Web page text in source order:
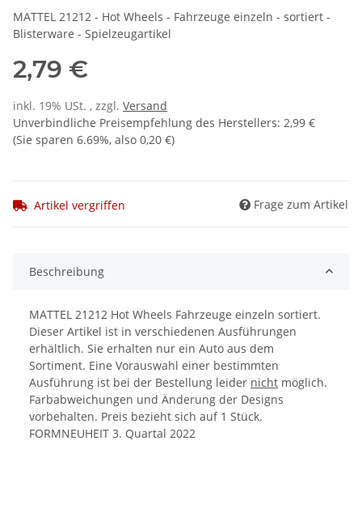
MATTEL 21212 - Hot Wheels - Fahrzeuge einzeln - sortiert -
Blisterware - Spielzeugartikel
2,79 €
inkl. 19% USt. , zzgl. Versand
Unverbindliche Preisempfehlung des Herstellers: 2,99 €
(Sie sparen 6.69%, also 0,20 €)
Artikel vergriffen Frage zum Artikel
Beschreibung
MATTEL 21212 Hot Wheels Fahrzeuge einzeln sortiert.
Dieser Artikel ist in verschiedenen Ausführungen
erhältlich. Sie erhalten nur ein Auto aus dem
Sortiment. Eine Vorauswahl einer bestimmten
Ausführung ist bei der Bestellung leider nicht möglich.
Farbabweichungen und Änderung der Designs
vorbehalten. Preis bezieht sich auf 1 Stück.
FORMNEUHEIT 3. Quartal 2022